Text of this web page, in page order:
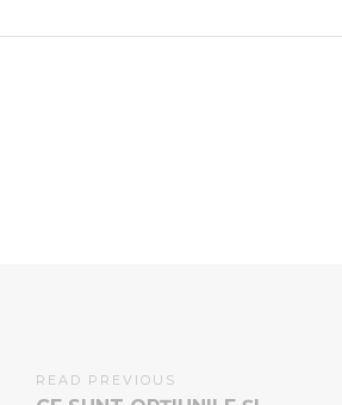
READ PREVIOUS